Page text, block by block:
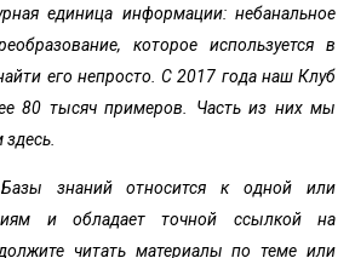
единица информации: небанальное
которое используется в
его непросто. С 2017 года наш Клуб
80 тысяч примеров. Часть из них мы
знаний относится к одной или
и обладает точной ссылкой на
читать материалы по теме или